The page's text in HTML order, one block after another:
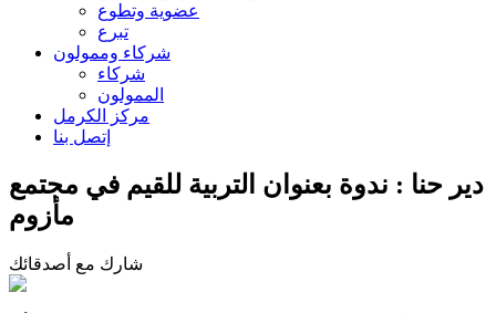
عضوية وتطوع
تبرع
شركاء وممولون
شركاء
الممولون
مركز الكرمل
إتصل بنا
دير حنا : ندوة بعنوان التربية للقيم في مجتمع
مأزوم
شارك مع أصدقائك